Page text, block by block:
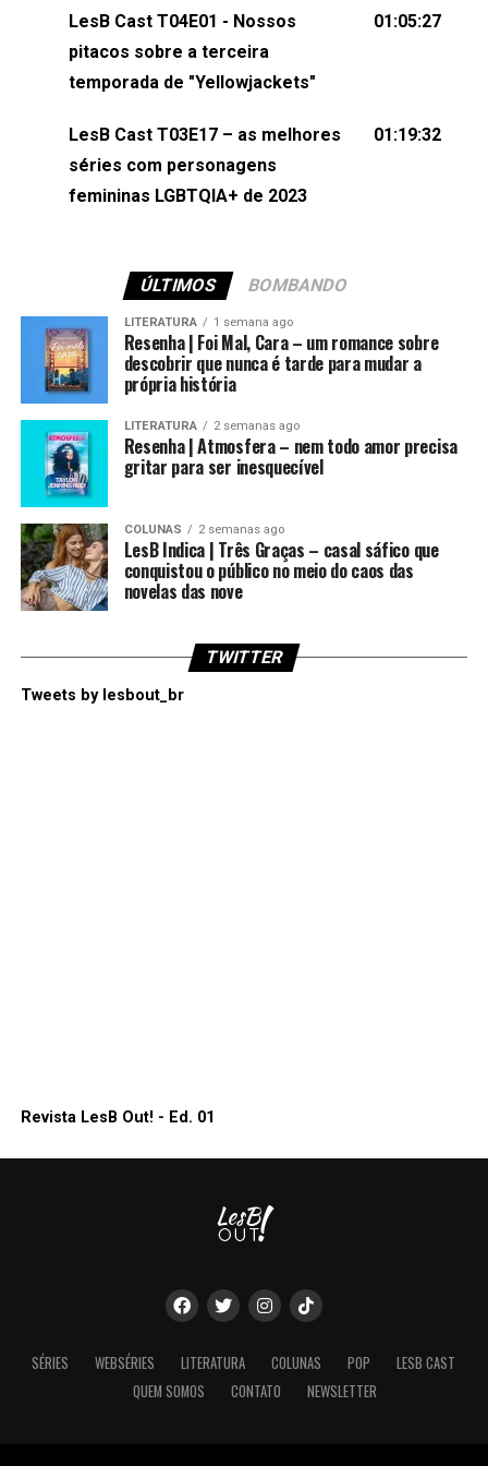
(⁠⁠⁠⁠⁠⁠@KarolenPassos⁠⁠⁠⁠⁠⁠)Participação de Bruna Fentanes
(⁠⁠⁠⁠@brunarfentanes⁠⁠⁠⁠) e Pollyelly FlorêncioEdição de
Naiady Machado
LesB Cast T04E01 - Nossos
pitacos sobre a terceira
temporada de "Yellowjackets"
01:05:27
LesB Cast T03E17 – as melhores
séries com personagens
femininas LGBTQIA+ de 2023
01:19:32
ÚLTIMOS BOMBANDO
LITERATURA 1 semana ago
Resenha | Foi Mal, Cara – um romance sobre
descobrir que nunca é tarde para mudar a
própria história
LITERATURA 2 semanas ago
Resenha | Atmosfera – nem todo amor precisa
gritar para ser inesquecível
COLUNAS 2 semanas ago
LesB Indica | Três Graças – casal sáfico que
conquistou o público no meio do caos das
novelas das nove
TWITTER
Tweets by lesbout_br
Revista LesB Out! - Ed. 01
SÉRIES WEBSÉRIES LITERATURA COLUNAS POP
LESB CAST
QUEM SOMOS
CONTATO NEWSLETTER